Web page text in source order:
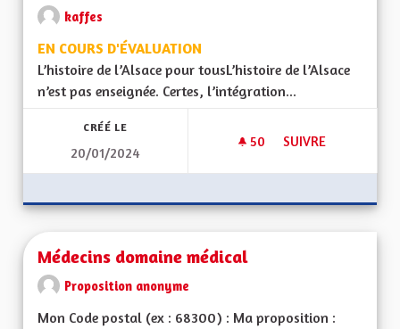
kaffes
EN COURS D'ÉVALUATION
L’histoire de l’Alsace pour tousL’histoire de l’Alsace
n’est pas enseignée. Certes, l’intégration...
CRÉÉ LE
20/01/2024
50 50 ABONNÉS
SUIVRE
Médecins domaine médical
Proposition anonyme
Mon Code postal (ex : 68300) : Ma proposition :